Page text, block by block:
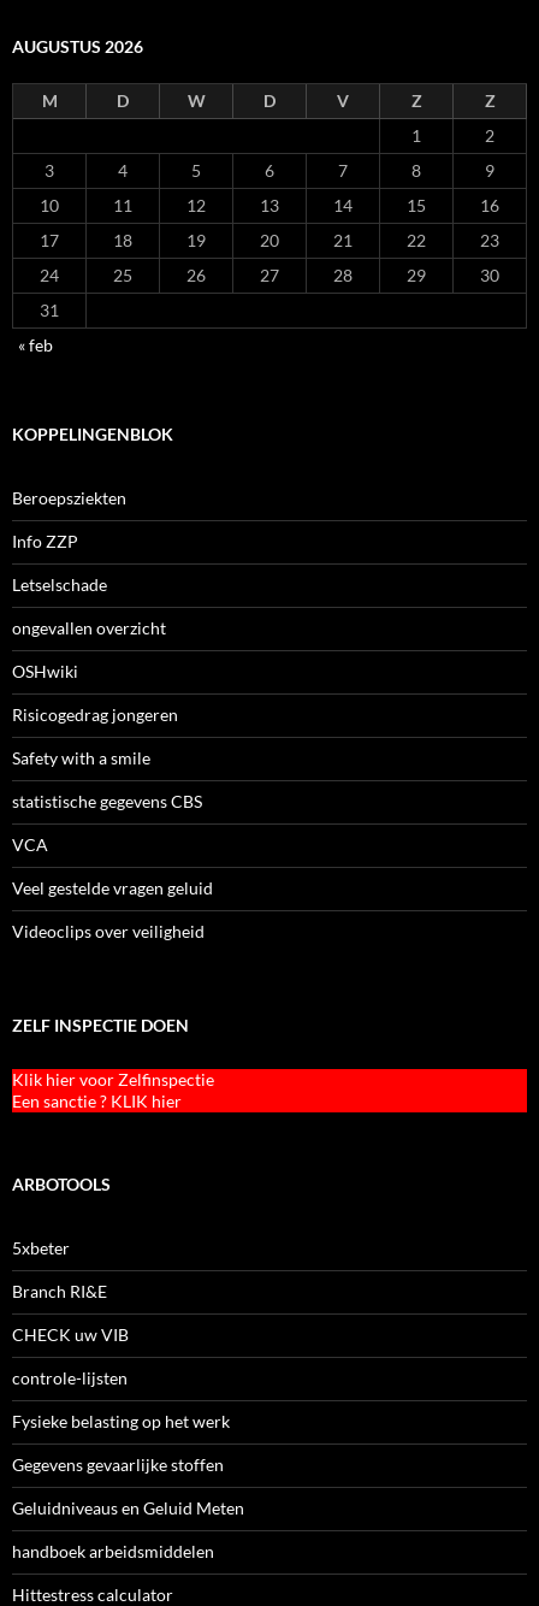
AUGUSTUS 2026
M D W D V Z
Z
1
2
3
4 5 6 7 8
9
10
11 12 13 14 15
16
17
18 19 20 21 22
23
24
25 26 27 28 29
30
31
« feb
KOPPELINGENBLOK
Beroepsziekten
Info ZZP
Letselschade
ongevallen overzicht
OSHwiki
Risicogedrag jongeren
Safety with a smile
statistische gegevens CBS
VCA
Veel gestelde vragen geluid
Videoclips over veiligheid
ZELF INSPECTIE DOEN
Klik hier voor Zelfinspectie
Een sanctie ? KLIK hier
ARBOTOOLS
5xbeter
Branch RI&E
CHECK uw VIB
controle-lijsten
Fysieke belasting op het werk
Gegevens gevaarlijke stoffen
Geluidniveaus en Geluid Meten
handboek arbeidsmiddelen
Hittestress calculator